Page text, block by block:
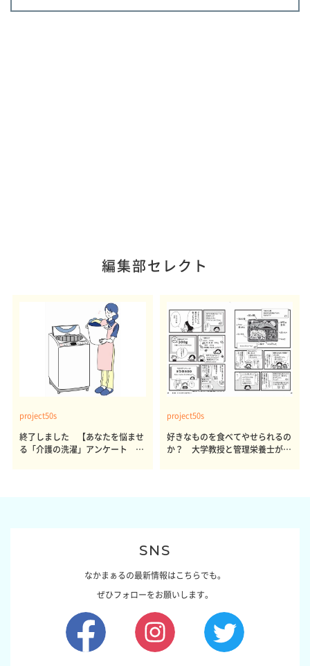
編集部セレクト
project50s
終了しました 【あなたを悩ませ
る「介護の洗濯」アンケート 体
project50s
好きなものを食べてやせられるの
か？ 大学教授と管理栄養士が出
SNS
なかまぁるの最新情報はこちらでも。
ぜひフォローをお願いします。